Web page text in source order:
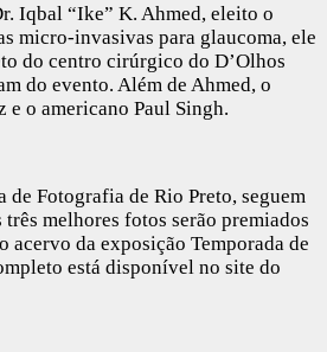
Iqbal “Ike” K. Ahmed, eleito o
micro-invasivas para glaucoma, ele
do centro cirúrgico do D’Olhos
do evento. Além de Ahmed, o
o americano Paul Singh.
de Fotografia de Rio Preto, seguem
melhores fotos serão premiados
acervo da exposição Temporada de
está disponível no site do